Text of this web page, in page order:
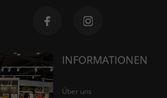
INFORMATIONEN
Über uns